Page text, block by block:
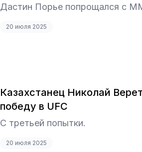
Дастин Порье попрощался с
20 июля 2025
Казахстанец Николай
победу в UFC
С третьей попытки.
20 июля 2025